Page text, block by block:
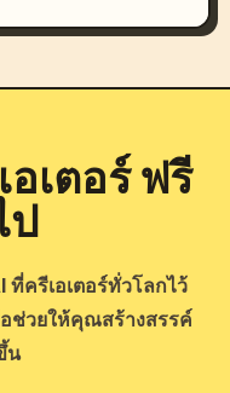
เตอร์ ฟรี
ป
ครีเอเตอร์ทั่วโลกไว้
ช่วยให้คุณสร้างสรรค์
น